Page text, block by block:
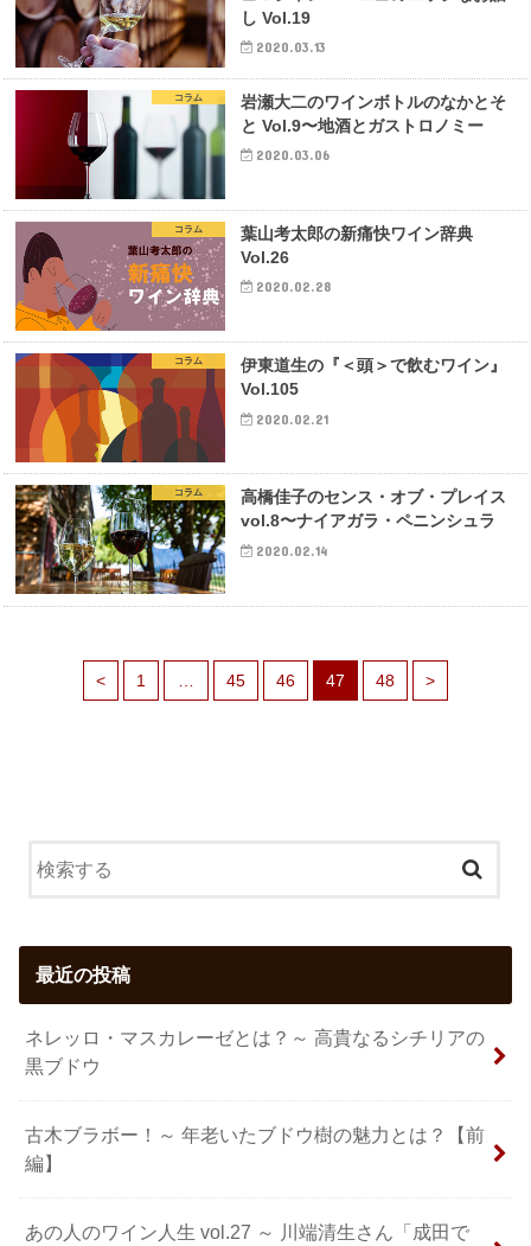
し Vol.19
2020.03.13
コラム
岩瀬大二のワインボトルのなかとそ
と Vol.9〜地酒とガストロノミー
2020.03.06
コラム
葉山考太郎の新痛快ワイン辞典
Vol.26
2020.02.28
コラム
伊東道生の『＜頭＞で飲むワイン』
Vol.105
2020.02.21
コラム
高橋佳子のセンス・オブ・プレイス
vol.8〜ナイアガラ・ペニンシュラ
2020.02.14
< 1 45 46 47 48 >
最近の投稿
ネレッロ・マスカレーゼとは？～ 高貴なるシチリアの
黒ブドウ
古木ブラボー！～ 年老いたブドウ樹の魅力とは？【前
編】
あの人のワイン人生 vol.27 ～ 川端清生さん「成田で